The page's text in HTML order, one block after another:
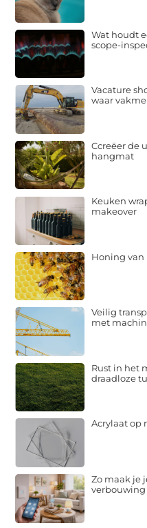
Wat houdt
scope-
Vacature
waar
Ccreëer de
hangmat
Keuken
makeover
Honing
Veilig
met
Rust in het
draadloze
Acrylaat op
Zo maak je
verbouwing